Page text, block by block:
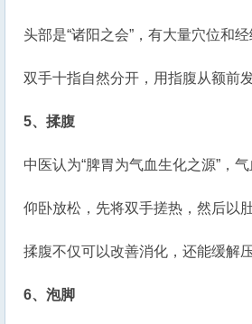
头部是“诸阳之会”，有大量穴位和
双手十指自然分开，用指腹从额前
5、揉腹
中医认为“脾胃为气血生化之源”，
仰卧放松，先将双手搓热，然后以
揉腹不仅可以改善消化，还能缓解
6、泡脚